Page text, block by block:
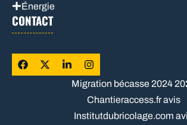
Énergie
CONTACT
Migration bécasse 2024
Chantieraccess.fr avis
Institutdubricolage.com